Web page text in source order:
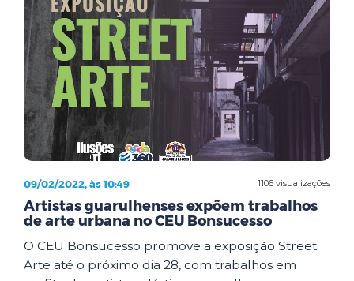
1106 visualizações
09/02/2022, às 10:49
Artistas guarulhenses expõem trabalhos
de arte urbana no CEU Bonsucesso
O CEU Bonsucesso promove a exposição Street
Arte até o próximo dia 28, com trabalhos em